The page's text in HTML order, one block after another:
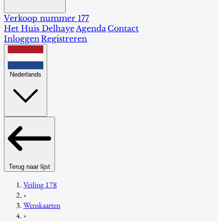
Verkoop nummer 177
Het Huis DelhayeAgenda Contact
InloggenRegistreren
Nederlands
Terug naar lijst
Veiling 178
›
Wenskaarten
›